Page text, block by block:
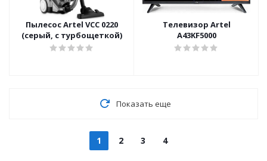
Пылесос Artel VCC 0220
(серый, с турбощеткой)
Телевизор Artel
A43KF5000
Показать еще
1 2 3 4